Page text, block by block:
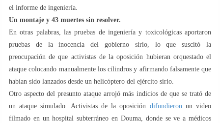
el informe de ingeniería.
Un montaje y 43 muertes sin resolver.
En otras palabras, las pruebas de ingeniería y toxicológicas aportaron
pruebas de la inocencia del gobierno sirio, lo que suscitó la
preocupación de que activistas de la oposición hubieran orquestado el
ataque colocando manualmente los cilindros y afirmando falsamente que
habían sido lanzados desde un helicóptero del ejército sirio.
Otro aspecto del presunto ataque arrojó más indicios de que se trató de
un ataque simulado. Activistas de la oposición difundieronun video
filmado en un hospital subterráneo en Douma, donde se ve a médicos